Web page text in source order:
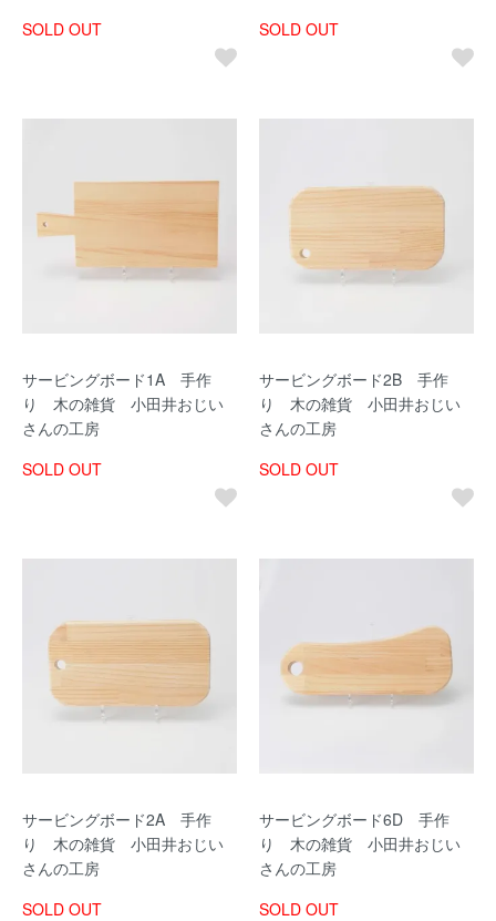
SOLD OUT
SOLD OUT
サービングボード1A 手作
り 木の雑貨 小田井おじい
さんの工房
SOLD OUT
サービングボード2B 手作
り 木の雑貨 小田井おじい
さんの工房
SOLD OUT
サービングボード2A 手作
り 木の雑貨 小田井おじい
さんの工房
SOLD OUT
サービングボード6D 手作
り 木の雑貨 小田井おじい
さんの工房
SOLD OUT